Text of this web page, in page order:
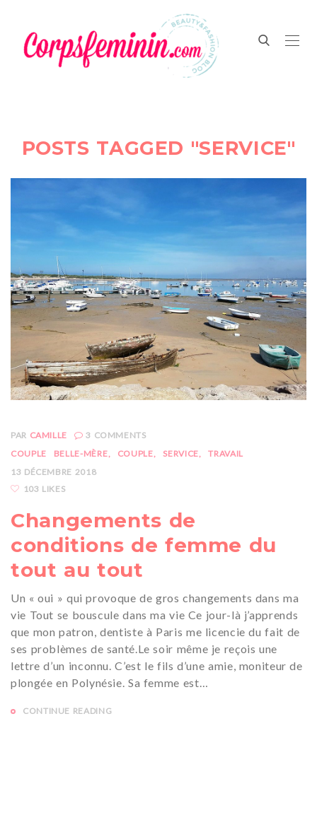
POSTS TAGGED "SERVICE"
PAR CAMILLE 3 COMMENTS
COUPLE
BELLE-MÈRE COUPLE SERVICE
TRAVAIL
13 DÉCEMBRE 2018
103 LIKES
Changements de
conditions de femme du
tout au tout
Un « oui » qui provoque de gros changements dans ma
vie Tout se bouscule dans ma vie Ce jour-là j’apprends
que mon patron, dentiste à Paris me licencie du fait de
ses problèmes de santé.Le soir même je reçois une
lettre d’un inconnu. C’est le fils d’une amie, moniteur de
plongée en Polynésie. Sa femme est…
CONTINUE READING